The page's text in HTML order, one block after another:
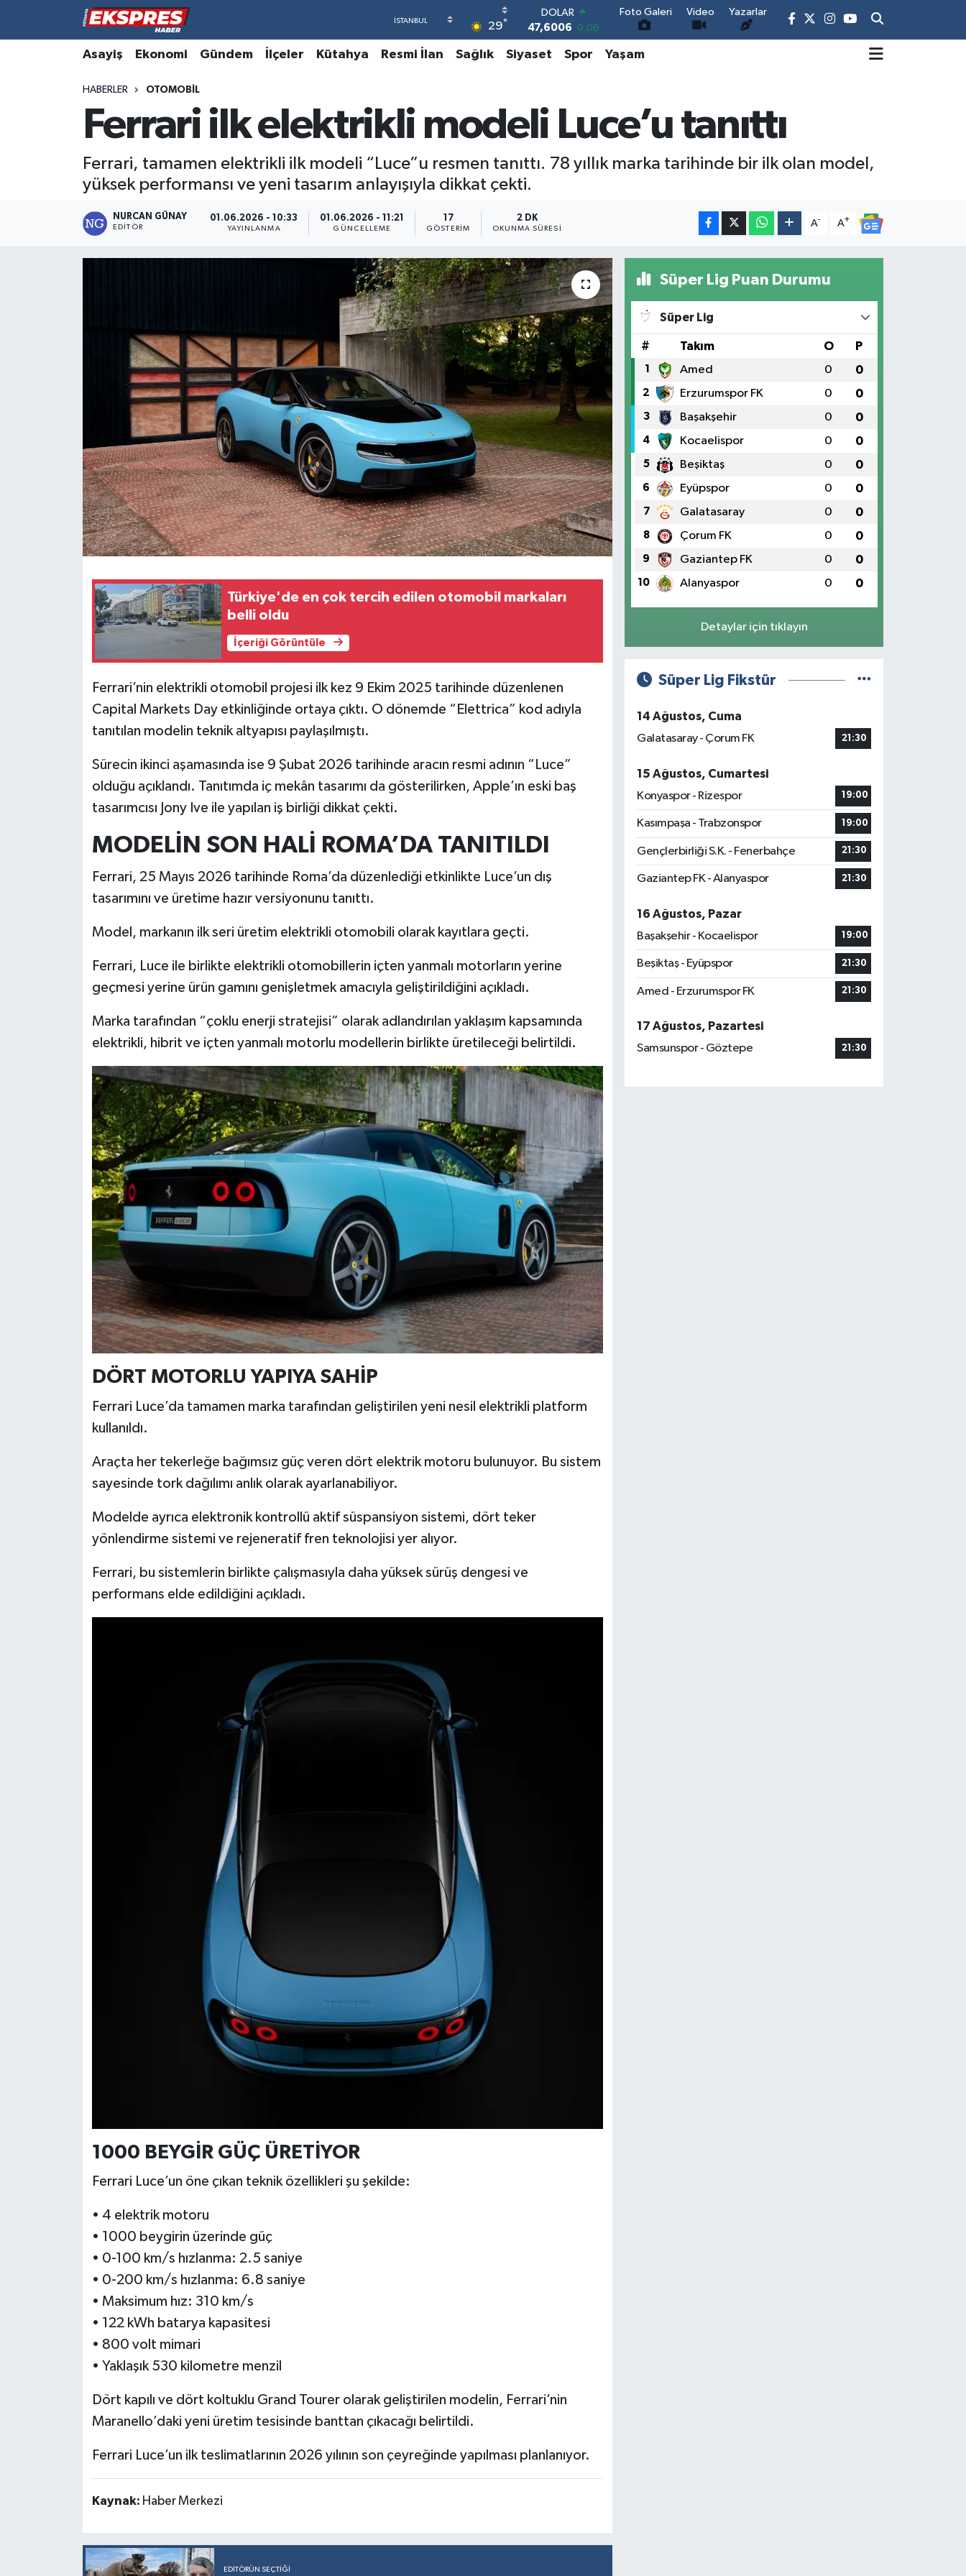
29°
DOLAR
47,6006 0.06
EURO
55,0250 0.02
6513.94
0.32
BİST100
BITCOIN
64.602,05
Foto Galeri Video Yazarlar
Asayiş Ekonomi Gündem İlçeler Kütahya Resmi İlan Sağlık Siyaset Spor Yaşam
HABERLER OTOMOBIL
Ferrari ilk elektrikli modeli Luce’u tanıttı
Ferrari, tamamen elektrikli ilk modeli “Luce”u resmen tanıttı. 78 yıllık marka tarihinde bir ilk olan model,
yüksek performansı ve yeni tasarım anlayışıyla dikkat çekti.
NURCAN GÜNAY
EDITÖR
01.06.2026 - 10:33
YAYINLANMA
01.06.2026 - 11:21
GÜNCELLEME
17
GÖSTERIM
2 DK
OKUNMA SÜRESI
A- A+
Türkiye'de en çok tercih edilen otomobil markaları
belli oldu
İçeriği Görüntüle
Ferrari’nin elektrikli otomobil projesi ilk kez 9 Ekim 2025 tarihinde düzenlenen
Capital Markets Day etkinliğinde ortaya çıktı. O dönemde “Elettrica” kod adıyla
tanıtılan modelin teknik altyapısı paylaşılmıştı.
Sürecin ikinci aşamasında ise 9 Şubat 2026 tarihinde aracın resmi adının “Luce”
olduğu açıklandı. Tanıtımda iç mekân tasarımı da gösterilirken, Apple’ın eski baş
tasarımcısı Jony Ive ile yapılan iş birliği dikkat çekti.
MODELİN SON HALİ ROMA’DA TANITILDI
Ferrari, 25 Mayıs 2026 tarihinde Roma’da düzenlediği etkinlikte Luce’un dış
tasarımını ve üretime hazır versiyonunu tanıttı.
Model, markanın ilk seri üretim elektrikli otomobili olarak kayıtlara geçti.
Ferrari, Luce ile birlikte elektrikli otomobillerin içten yanmalı motorların yerine
geçmesi yerine ürün gamını genişletmek amacıyla geliştirildiğini açıkladı.
Marka tarafından “çoklu enerji stratejisi” olarak adlandırılan yaklaşım kapsamında
elektrikli, hibrit ve içten yanmalı motorlu modellerin birlikte üretileceği belirtildi.
DÖRT MOTORLU YAPIYA SAHİP
Ferrari Luce’da tamamen marka tarafından geliştirilen yeni nesil elektrikli platform
kullanıldı.
Araçta her tekerleğe bağımsız güç veren dört elektrik motoru bulunuyor. Bu sistem
sayesinde tork dağılımı anlık olarak ayarlanabiliyor.
Modelde ayrıca elektronik kontrollü aktif süspansiyon sistemi, dört teker
yönlendirme sistemi ve rejeneratif fren teknolojisi yer alıyor.
Ferrari, bu sistemlerin birlikte çalışmasıyla daha yüksek sürüş dengesi ve
performans elde edildiğini açıkladı.
1000 BEYGİR GÜÇ ÜRETİYOR
Ferrari Luce’un öne çıkan teknik özellikleri şu şekilde:
• 4 elektrik motoru
• 1000 beygirin üzerinde güç
• 0-100 km/s hızlanma: 2.5 saniye
• 0-200 km/s hızlanma: 6.8 saniye
• Maksimum hız: 310 km/s
• 122 kWh batarya kapasitesi
• 800 volt mimari
• Yaklaşık 530 kilometre menzil
Dört kapılı ve dört koltuklu Grand Tourer olarak geliştirilen modelin, Ferrari’nin
Maranello’daki yeni üretim tesisinde banttan çıkacağı belirtildi.
Ferrari Luce’un ilk teslimatlarının 2026 yılının son çeyreğinde yapılması planlanıyor.
Kaynak: Haber Merkezi
EDITÖRÜN SEÇTIĞI
Süper Lig Puan Durumu
Süper Lig
# Takım O P
1 Amed 0 0
2 Erzurumspor FK 0 0
3 Başakşehir 0 0
4 Kocaelispor 0 0
5 Beşiktaş 0 0
6 Eyüpspor 0 0
7 Galatasaray 0 0
8 Çorum FK 0 0
9 Gaziantep FK 0 0
10 Alanyaspor 0 0
Detaylar için tıklayın
Süper Lig Fikstür
14 Ağustos, Cuma
Galatasaray - Çorum FK
21:30
15 Ağustos, Cumartesi
Konyaspor - Rizespor
19:00
Kasımpaşa - Trabzonspor 19:00
Gençlerbirliği S.K. - Fenerbahçe 21:30
Gaziantep FK - Alanyaspor 21:30
16 Ağustos, Pazar
Başakşehir - Kocaelispor
19:00
Beşiktaş - Eyüpspor 21:30
Amed - Erzurumspor FK 21:30
17 Ağustos, Pazartesi
Samsunspor - Göztepe
21:30
Altıntaş
Aslanapa
Biyografiler
Çavdarhisar
Foto Galeri
Köşe Yazıları
Resmi İlan
Teknoloji
Video Galeri
Yemek Tarifleri
Hava Durumu
Trafik Durumu
Süper Lig Puan Durumu ve Fikstür
Tüm Manşetler
Haber Arşivi